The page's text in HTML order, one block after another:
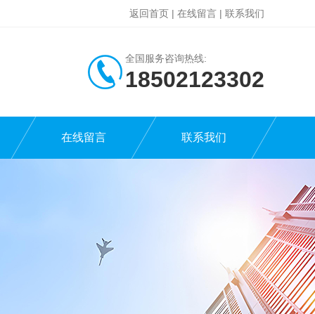
返回首页 | 在线留言 | 联系我们
全国服务咨询热线:
18502123302
在线留言 联系我们